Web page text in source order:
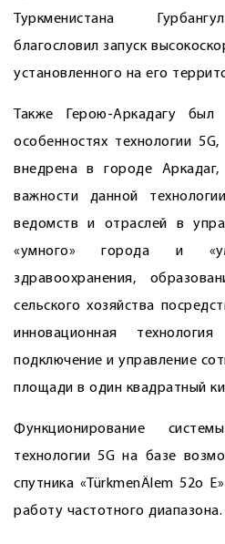
Туркменистана
благословил запуск
установленного на его
Также Герою-Аркадагу
особенностях технологии
внедрена в городе
важности данной
ведомств и отраслей в
«умного» города и
здравоохранения,
сельского хозяйства
инновационная
подключение и управление
площади в один квадратный
Функционирование
технологии 5G на базе
спутника «TürkmenÄlem 52o
работу частотного диапазона.